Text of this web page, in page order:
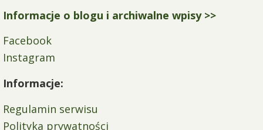
Informacje o blogu i archiwalne wpisy >>
Facebook
Instagram
Informacje:
Regulamin serwisu
Polityka prywatności